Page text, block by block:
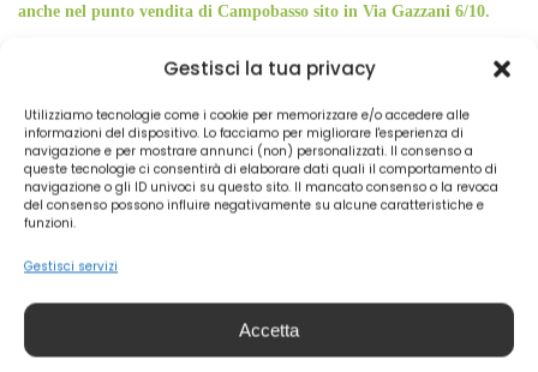
Gestisci la tua privacy
Utilizziamo tecnologie come i cookie per memorizzare e/o accedere alle
informazioni del dispositivo. Lo facciamo per migliorare l'esperienza di
navigazione e per mostrare annunci (non) personalizzati. Il consenso a
queste tecnologie ci consentirà di elaborare dati quali il comportamento di
navigazione o gli ID univoci su questo sito. Il mancato consenso o la revoca
del consenso possono influire negativamente su alcune caratteristiche e
funzioni.
Gestisci servizi
Accetta
anche nel punto vendita di Campobasso sito in Via Gazzani 6/10.
sito web dedicata allemarche erboristicheda noi trattate. Inoltre,
sul nostro shop online di erboristeria, dove potrai richiedere informazioni
e dettagli sull’utilizzo dei vari prodotti che offriamo.
Seguici anche sulla nostra pagina Facebook o suInstagram!
COD: 16239
,Prodotti Per il Corpo
Anticellulite